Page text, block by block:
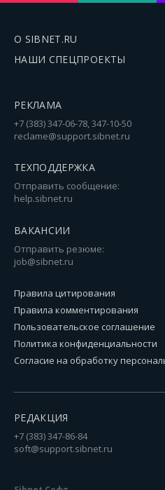
О SIBNET.RU
НАШИ СПЕЦПРОЕКТЫ
РЕКЛАМА
+7 (383) 347-06-78, 347-10-50
reclame@support.sibnet.ru
ТЕХПОДДЕРЖКА
Отправить сообщение:
help.sibnet.ru
ВАКАНСИИ
Отправить резюме:
job@sibnet.ru
Правила цитирования
Правила комментирования
Пользовательское соглашение
Политика конфиденциальности
Согласие на обработку
РЕДАКЦИЯ
+7 (383) 347-86-84
soft@support.sibnet.ru